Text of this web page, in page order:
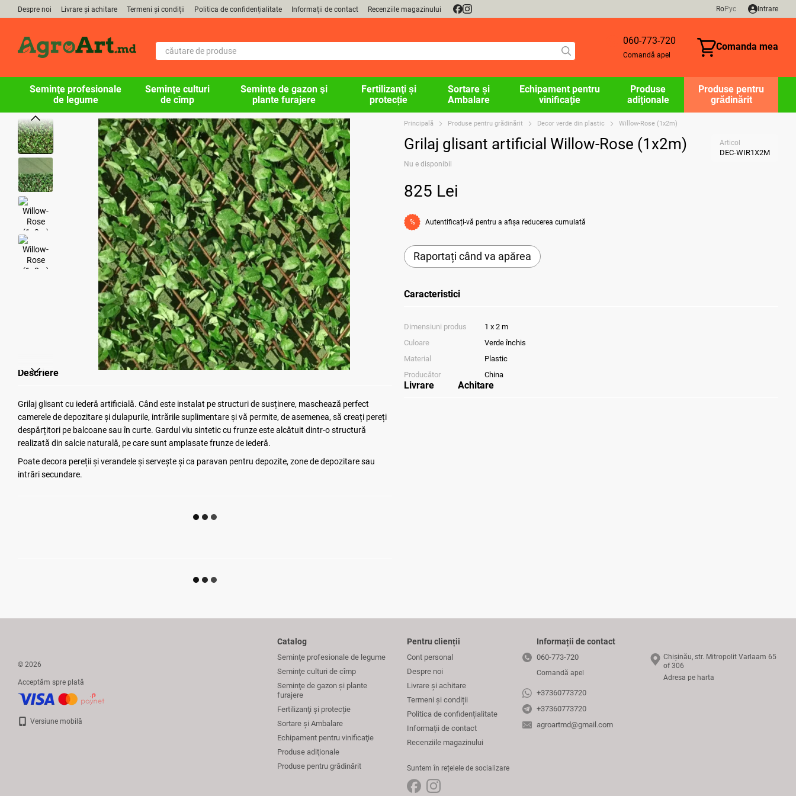
Mergi la conținutul principal
Despre noi Livrare și achitare Termeni și condiții Politica de confidențialitate Informații de contact Recenziile magazinului RoРус Intrare
060-773-720
Comandă apel
Comanda mea
Seminţe profesionale
de legume
Seminţe culturi
de cîmp
Seminţe de gazon şi
plante furajere
Fertilizanţi și
protecție
Sortare și
Ambalare
Echipament pentru
vinificaţie
Produse
adiţionale
Produse pentru
grădinărit
Descriere
Grilaj glisant cu iederă artificială. Când este instalat pe structuri de susținere, maschează perfect
camerele de depozitare și dulapurile, intrările suplimentare și vă permite, de asemenea, să creați pereți
despărțitori pe balcoane sau în curte. Gardul viu sintetic cu frunze este alcătuit dintr-o structură
realizată din salcie naturală, pe care sunt amplasate frunze de iederă.
Poate decora pereții și verandele și servește și ca paravan pentru depozite, zone de depozitare sau
intrări secundare.
Principală Produse pentru grădinărit Decor verde din plastic Willow-Rose (1x2m)
Grilaj glisant artificial Willow-Rose (1x2m) Articol
DEC-WIR1X2M
Nu e disponibil
825 Lei
% Autentificați-vă pentru a afișa reducerea cumulată
Raportați când va apărea
Caracteristici
Dimensiuni produs
1 x 2 m
Culoare
Verde închis
Material
Plastic
Producător
China
Livrare Achitare
© 2026
Acceptăm spre plată
Versiune mobilă
Catalog
Seminţe profesionale de legume
Seminţe culturi de cîmp
Seminţe de gazon şi plante
furajere
Fertilizanţi și protecție
Sortare și Ambalare
Echipament pentru vinificaţie
Produse adiţionale
Produse pentru grădinărit
Pentru clienții
Cont personal
Despre noi
Livrare și achitare
Termeni și condiții
Politica de confidențialitate
Informații de contact
Recenziile magazinului
Suntem în rețelele de socializare
Informații de contact
060-773-720
Comandă apel
+37360773720
+37360773720
agroartmd@gmail.com
Chișinău, str. Mitropolit Varlaam 65
of 306
Adresa pe harta